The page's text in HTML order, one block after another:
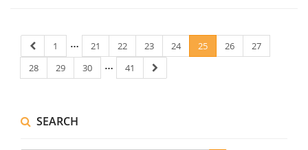
1 … 21 22 23 24 25 26
27
28
29 30 … 41
SEARCH